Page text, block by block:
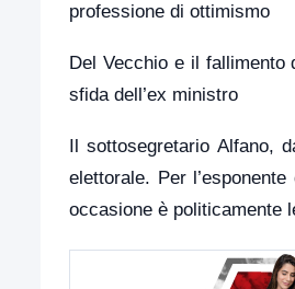
professione di ottimismo
Del Vecchio e il
sfida dell’ex ministro
Il sottosegretario Alfano,
elettorale. Per
occasione è politicamente